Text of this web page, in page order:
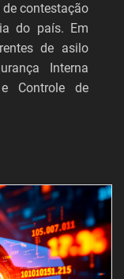
contestação
do país. Em
de asilo
Interna
Controle de